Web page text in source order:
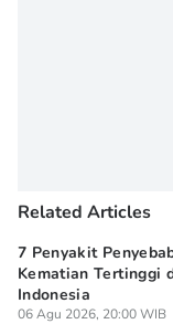
Related Articles
7 Penyakit
Kematian Tertinggi
Indonesia
06 Agu 2026, 20:00 WIB